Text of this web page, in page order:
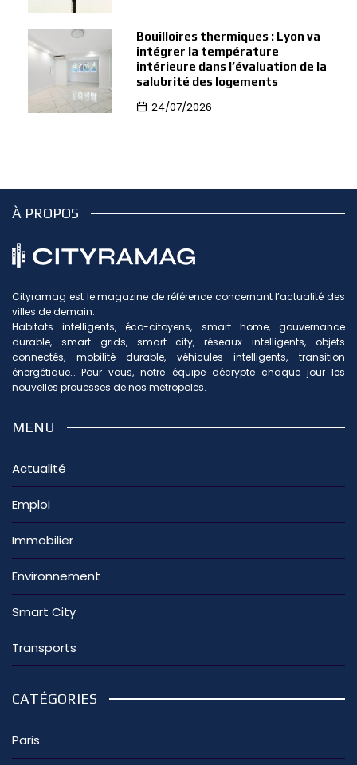
Bouilloires thermiques : Lyon va
intégrer la température
intérieure dans l’évaluation de la
salubrité des logements
24/07/2026
À PROPOS
Cityramag est le magazine de référence concernant l’actualité des
villes de demain.
Habitats intelligents, éco-citoyens, smart home, gouvernance
durable, smart grids, smart city, réseaux intelligents, objets
connectés, mobilité durable, véhicules intelligents, transition
énergétique… Pour vous, notre équipe décrypte chaque jour les
nouvelles prouesses de nos métropoles.
MENU
Actualité
Emploi
Immobilier
Environnement
Smart City
Transports
CATÉGORIES
Paris